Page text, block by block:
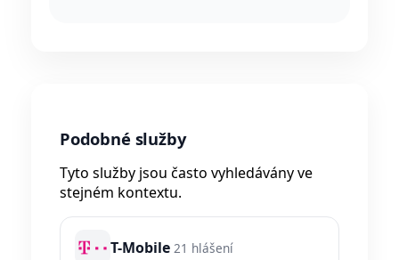
Podobné služby
Tyto služby jsou často vyhledávány ve
stejném kontextu.
T-Mobile 21 hlášení